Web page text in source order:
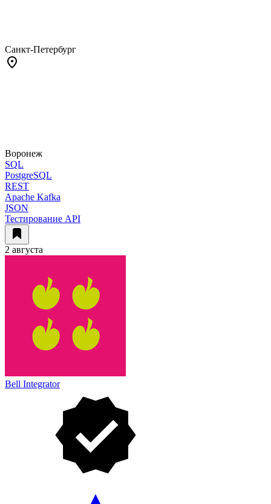
Санкт-Петербург
Воронеж
SQL
PostgreSQL
REST
Apache Kafka
JSON
Тестирование API
2 августа
Bell Integrator